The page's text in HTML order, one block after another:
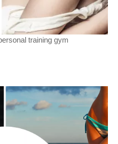
training gym